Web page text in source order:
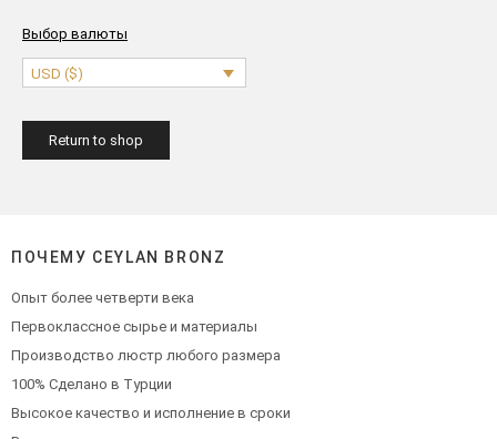
Выбор валюты
USD ($)
Return to shop
ПОЧЕМУ CEYLAN BRONZ
Опыт более четверти века
Первоклассное сырье и материалы
Производство люстр любого размера
100% Сделано в Турции
Высокое качество и исполнение в сроки